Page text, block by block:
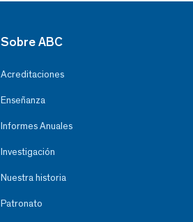
Sobre ABC
Acreditaciones
Enseñanza
Informes Anuales
Investigación
Nuestra historia
Patronato